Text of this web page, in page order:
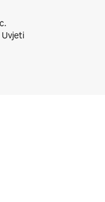
Uvjeti